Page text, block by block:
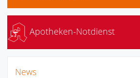
Apotheken-Notdienst
News